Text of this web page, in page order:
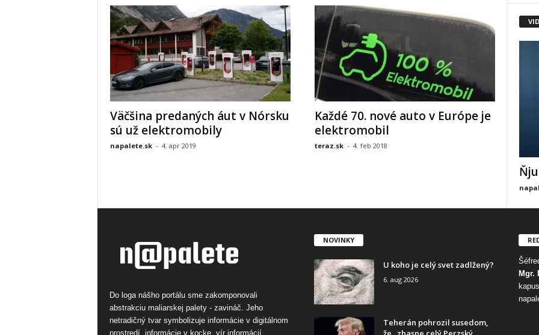
Väčšina predaných áut v Nórsku
sú už elektromobily
napalete.sk - 4. apr 2019
Každé 70. nové auto v Európe je
elektromobil
teraz.sk - 4. feb 2018
Do loga nášho portálu sme zakomponovali
abstrakciu maliarskej palety - zavináč. Jeho
netradičný tvar symbolizuje informácie v digitálnom
prostredí, informácie v kocke, vír informácií.
NOVINKY
U koho je celý svet zadlžený?
6. aug 2026
Teherán pohrozil susedom,
Mgr.